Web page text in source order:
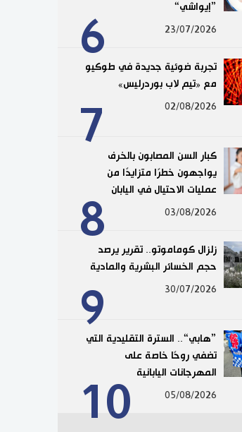
6
”إيواشي“
23/07/2026
7
تجربة ضوئية جديدة في طوكيو
مع «تيم لاب بوردرليس»
02/08/2026
8
كبار السن المصابون بالخرف
يواجهون خطرًا متزايدًا من
عمليات الاحتيال في اليابان
03/08/2026
9
زلزال كوماموتو.. تقرير يرصد
حجم الخسائر البشرية والمادية
30/07/2026
10
”هابي“.. السترة التقليدية التي
تضفي روحًا خاصة على
المهرجانات اليابانية
05/08/2026